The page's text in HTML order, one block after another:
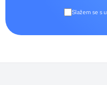
Slažem se s